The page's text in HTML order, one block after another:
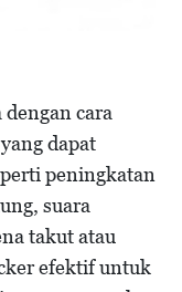
cara
dapat
peningkatan
suara
takut atau
efektif untuk